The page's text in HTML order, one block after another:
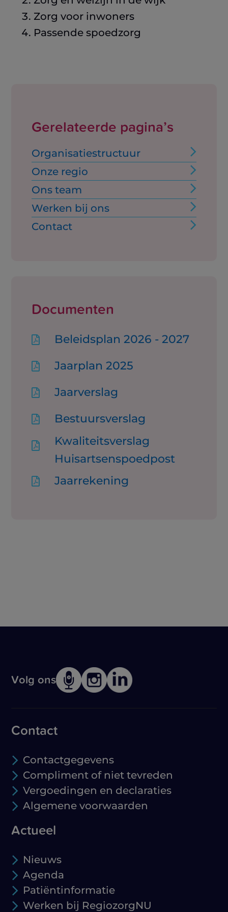
Zorg voor inwoners
Passende spoedzorg
Gerelateerde pagina’s
Organisatiestructuur
Onze regio
Ons team
Werken bij ons
Contact
Documenten
 Beleidsplan 2026 - 2027
 Jaarplan 2025
 Jaarverslag
 Bestuursverslag

Kwaliteitsverslag
Huisartsenspoedpost
 Jaarrekening
Volg ons
Contact
Contactgegevens
Compliment of niet tevreden
Vergoedingen en declaraties
Algemene voorwaarden
Actueel
Nieuws
Agenda
Patiëntinformatie
Werken bij RegiozorgNU